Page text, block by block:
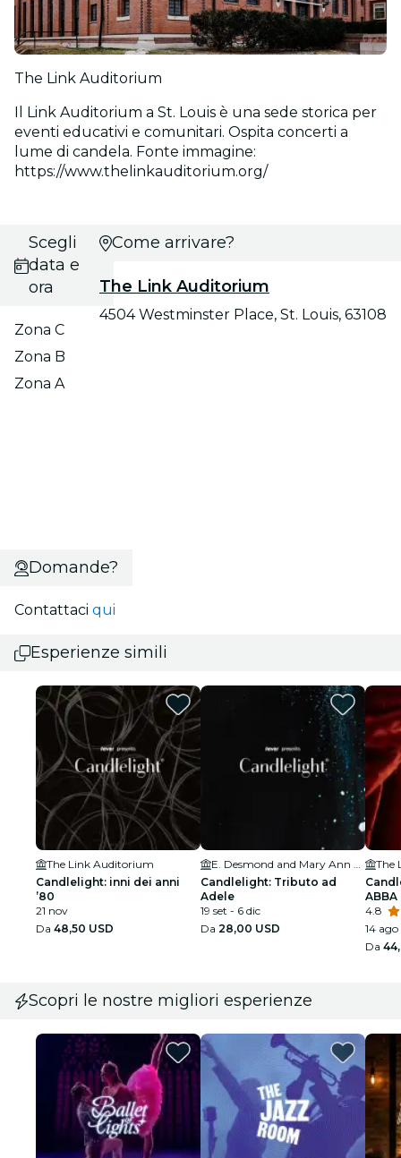
The Link Auditorium
Il Link Auditorium a St. Louis è una sede storica per
eventi educativi e comunitari. Ospita concerti a
lume di candela. Fonte immagine:
https://www.thelinkauditorium.org/
Scegli
data e
ora
Zona C
Zona B
Zona A
Come arrivare?
The Link Auditorium
4504 Westminster Place, St. Louis, 63108
Domande?
Contattaci qui
Esperienze simili
The Link Auditorium
Candlelight: inni dei anni
’80
21 nov
Da 48,50 USD
E. Desmond and Mary Ann Lee Theater
Candlelight: Tributo ad
Adele
19 set - 6 dic
Da 28,00 USD
The
ABBA
4.8
14 ago
Da
Scopri le nostre migliori esperienze